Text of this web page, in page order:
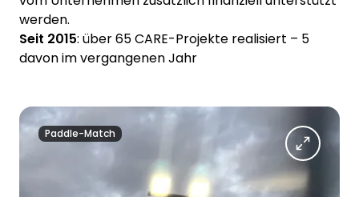
werden.
Seit 2015: über 65 CARE-Projekte realisiert – 5
davon im vergangenen Jahr
Paddle-Match